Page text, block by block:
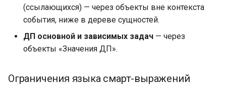
(ссылающихся) — через объекты вне контекста
события, ниже в дереве сущностей.
ДП основной и зависимых задач — через
объекты «Значения ДП».
Ограничения языка смарт-выражений